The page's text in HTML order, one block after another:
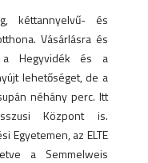
kéttannyelvű- és
Vásárlásra és
a Hegyvidék és a
lehetőséget, de a
néhány perc. Itt
Központ is.
Egyetemen, az ELTE
a Semmelweis